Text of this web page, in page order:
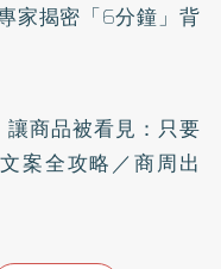
家揭密「6分鐘」背
讓商品被看見：只要
案全攻略／商周出